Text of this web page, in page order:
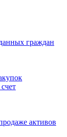
граждан
активов